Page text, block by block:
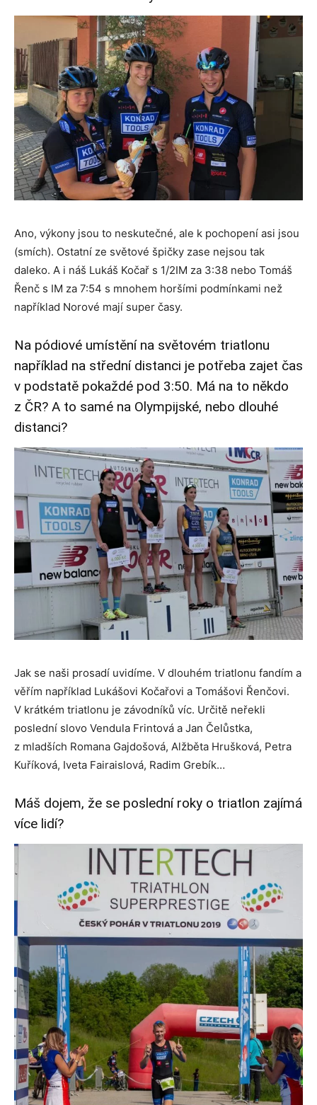
Ano, výkony jsou to neskutečné, ale k pochopení asi jsou
(smích). Ostatní ze světové špičky zase nejsou tak
daleko. A i náš Lukáš Kočař s 1/2IM za 3:38 nebo Tomáš
Řenč s IM za 7:54 s mnohem horšími podmínkami než
například Norové mají super časy.
Na pódiové umístění na světovém triatlonu
například na střední distanci je potřeba zajet čas
v podstatě pokaždé pod 3:50. Má na to někdo
z ČR? A to samé na Olympijské, nebo dlouhé
distanci?
Jak se naši prosadí uvidíme. V dlouhém triatlonu fandím a
věřím například Lukášovi Kočařovi a Tomášovi Řenčovi.
V krátkém triatlonu je závodníků víc. Určitě neřekli
poslední slovo Vendula Frintová a Jan Čelůstka,
z mladších Romana Gajdošová, Alžběta Hrušková, Petra
Kuříková, Iveta Fairaislová, Radim Grebík…
Máš dojem, že se poslední roky o triatlon zajímá
více lidí?